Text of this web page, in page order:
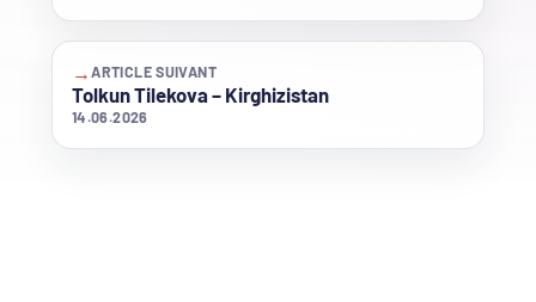
→ARTICLE SUIVANT
Tolkun Tilekova – Kirghizistan
14.06.2026